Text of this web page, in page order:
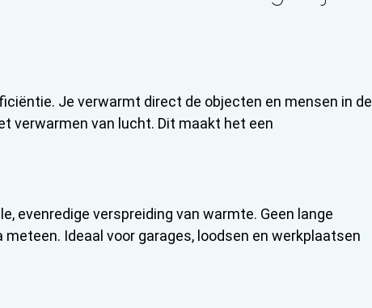
Je verwarmt direct de objecten en mensen in de
verwarmen van lucht. Dit maakt het een
evenredige verspreiding van warmte. Geen lange
Ideaal voor garages, loodsen en werkplaatsen